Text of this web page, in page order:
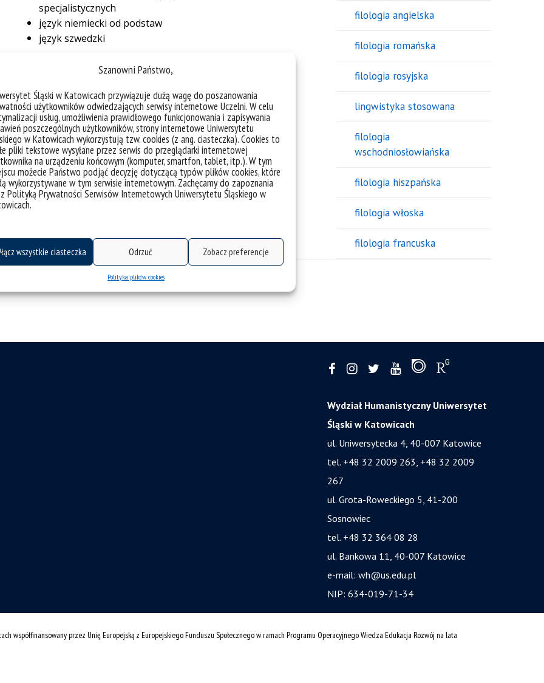
Szanowni Państwo,
Śląski w Katowicach przywiązuje dużą wagę do poszanowania
użytkowników odwiedzających serwisy internetowe Uczelni. W celu
usług, umożliwienia prawidłowego funkcjonowania i zapisywania
poszczególnych użytkowników, strony internetowe Uniwersytetu
w Katowicach wykorzystują tzw. cookies (z ang. ciasteczka). Cookies to
pliki tekstowe wysyłane przez serwis do przeglądarki internetowej
na urządzeniu końcowym (komputer, smartfon, tablet, itp.). W tym
możecie Państwo podjąć decyzję dotyczącą typów plików cookies, które
wykorzystywane w tym serwisie internetowym. Zachęcamy do zapoznania
Polityką Prywatności Serwisów Internetowych Uniwersytetu Śląskiego w
wszystkie ciasteczka Odrzuć Zobacz preferencje
Polityka plików cookies
specjalistycznych
język niemiecki od podstaw
język szwedzki
STUDIA STACJONARNE II STOPNIA
specjalności:
tłumaczeniowa w zakresie języka
prawniczego i ekonomicznego
studia interkulturowe z językiem szwedzkim
albo niemieckim
filologia angielska
filologia romańska
filologia rosyjska
lingwistyka stosowana
filologia
wschodniosłowiańska
filologia hiszpańska
filologia włoska
filologia francuska
Wydział Humanistyczny Uniwersytet
Śląski w Katowicach
ul. Uniwersytecka 4, 40-007 Katowice
tel. +48 32 2009 263, +48 32 2009
267
ul. Grota-Roweckiego 5, 41-200
Sosnowiec
tel. +48 32 364 08 28
ul. Bankowa 11, 40-007 Katowice
e-mail: wh@us.edu.pl
NIP: 634-019-71-34
współfinansowany przez Unię Europejską z Europejskiego Funduszu Społecznego w ramach Programu Operacyjnego Wiedza Edukacja Rozwój na lata